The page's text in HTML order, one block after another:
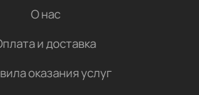
О нас
и доставка
оказания услуг